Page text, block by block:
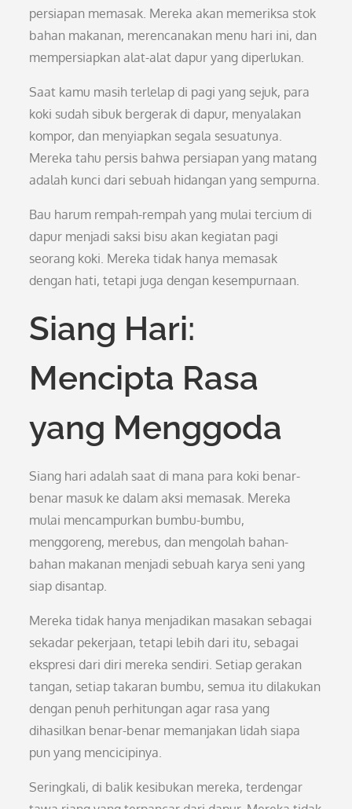
persiapan memasak. Mereka akan memeriksa stok
bahan makanan, merencanakan menu hari ini, dan
mempersiapkan alat-alat dapur yang diperlukan.
Saat kamu masih terlelap di pagi yang sejuk, para
koki sudah sibuk bergerak di dapur, menyalakan
kompor, dan menyiapkan segala sesuatunya.
Mereka tahu persis bahwa persiapan yang matang
adalah kunci dari sebuah hidangan yang sempurna.
Bau harum rempah-rempah yang mulai tercium di
dapur menjadi saksi bisu akan kegiatan pagi
seorang koki. Mereka tidak hanya memasak
dengan hati, tetapi juga dengan kesempurnaan.
Siang Hari:
Mencipta Rasa
yang Menggoda
Siang hari adalah saat di mana para koki benar-
benar masuk ke dalam aksi memasak. Mereka
mulai mencampurkan bumbu-bumbu,
menggoreng, merebus, dan mengolah bahan-
bahan makanan menjadi sebuah karya seni yang
siap disantap.
Mereka tidak hanya menjadikan masakan sebagai
sekadar pekerjaan, tetapi lebih dari itu, sebagai
ekspresi dari diri mereka sendiri. Setiap gerakan
tangan, setiap takaran bumbu, semua itu dilakukan
dengan penuh perhitungan agar rasa yang
dihasilkan benar-benar memanjakan lidah siapa
pun yang mencicipinya.
Seringkali, di balik kesibukan mereka, terdengar